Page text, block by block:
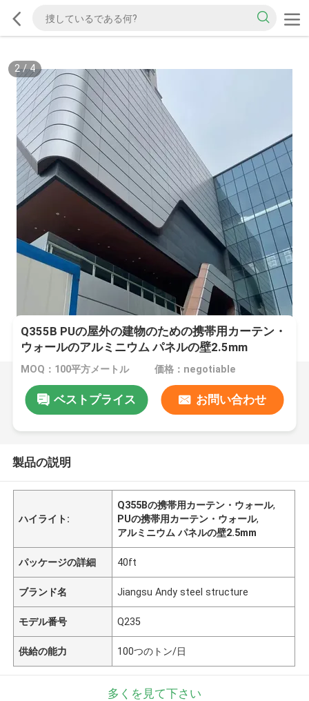
2/4
Q355B PUの屋外の建物のための携帯用カーテン・
ウォールのアルミニウム パネルの壁2.5mm
MOQ：100平方メートル 価格：negotiable
ベストプライス お問い合わせ
製品の説明
ハイライト:
Q355Bの携帯用カーテン・ウォール,
PUの携帯用カーテン・ウォール,
アルミニウム パネルの壁2.5mm
パッケージの詳細 40ft
ブランド名 Jiangsu Andy steel structure
モデル番号 Q235
供給の能力 100つのトン/日
多くを見て下さい